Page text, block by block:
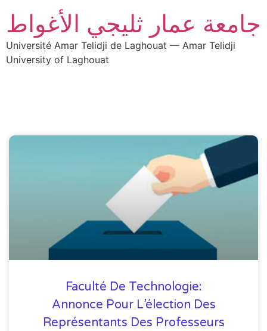
جامعة عمار ثليجي الأغواط
Université Amar Telidji de Laghouat — Amar Telidji
University of Laghouat
Faculté De Technologie:
Annonce Pour L’élection Des
Représentants Des Professeurs